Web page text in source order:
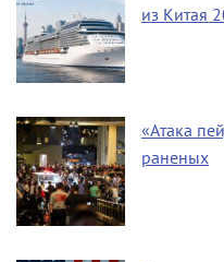
из Китая
«Атака
раненых